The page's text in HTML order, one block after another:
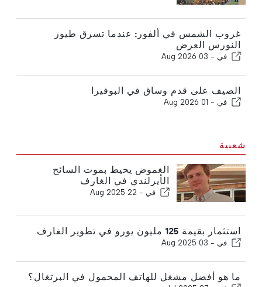
غروب الشمس في ألفور: عندما تسرق طيور
النورس العرض
في - 03 Aug 2026
الصيف على قدم وساق في البوفيرا
في - 01 Aug 2026
شعبية
الغموض يحيط بموت السائح
الأيرلندي في الغارف
في - 22 Aug 2025
استثمار بقيمة 125 مليون يورو في تطوير الغارف
في - 03 Aug 2025
ما هو أفضل مشغل للهاتف المحمول في البرتغال؟